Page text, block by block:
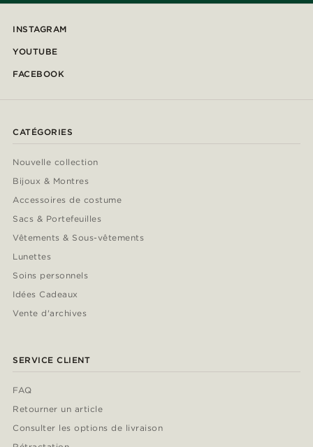
INSTAGRAM
YOUTUBE
FACEBOOK
CATÉGORIES
Nouvelle collection
Bijoux & Montres
Accessoires de costume
Sacs & Portefeuilles
Vêtements & Sous-vêtements
Lunettes
Soins personnels
Idées Cadeaux
Vente d'archives
SERVICE CLIENT
FAQ
Retourner un article
Consulter les options de livraison